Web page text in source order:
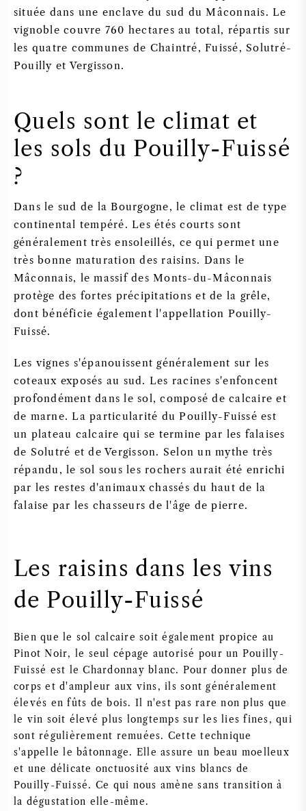
située dans une enclave du sud du Mâconnais. Le
vignoble couvre 760 hectares au total, répartis sur
les quatre communes de Chaintré, Fuissé, Solutré-
Pouilly et Vergisson.
Quels sont le climat et
les sols du Pouilly-Fuissé
?
Dans le sud de la Bourgogne, le climat est de type
continental tempéré. Les étés courts sont
généralement très ensoleillés, ce qui permet une
très bonne maturation des raisins. Dans le
Mâconnais, le massif des Monts-du-Mâconnais
protège des fortes précipitations et de la grêle,
dont bénéficie également l'appellation Pouilly-
Fuissé.
Les vignes s'épanouissent généralement sur les
coteaux exposés au sud. Les racines s'enfoncent
profondément dans le sol, composé de calcaire et
de marne. La particularité du Pouilly-Fuissé est
un plateau calcaire qui se termine par les falaises
de Solutré et de Vergisson. Selon un mythe très
répandu, le sol sous les rochers aurait été enrichi
par les restes d'animaux chassés du haut de la
falaise par les chasseurs de l'âge de pierre.
Les raisins dans les vins
de Pouilly-Fuissé
Bien que le sol calcaire soit également propice au
Pinot Noir, le seul cépage autorisé pour un Pouilly-
Fuissé est le Chardonnay blanc. Pour donner plus de
corps et d'ampleur aux vins, ils sont généralement
élevés en fûts de bois. Il n'est pas rare non plus que
le vin soit élevé plus longtemps sur les lies fines, qui
sont régulièrement remuées. Cette technique
s'appelle le bâtonnage. Elle assure un beau moelleux
et une délicate onctuosité aux vins blancs de
Pouilly-Fuissé. Ce qui nous amène sans transition à
la dégustation elle-même.